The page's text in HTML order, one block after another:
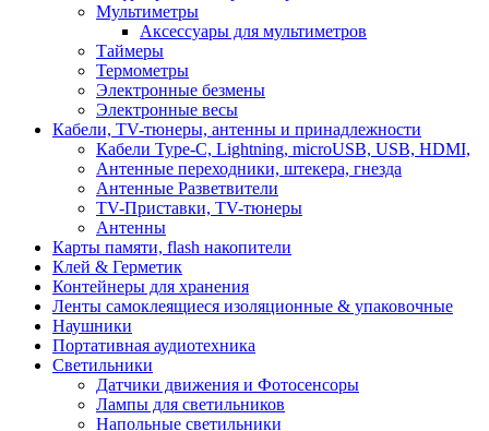
Мультиметры
Аксессуары для мультиметров
Таймеры
Термометры
Электронные безмены
Электронные весы
Кабели, TV-тюнеры, антенны и принадлежности
Кабели Type-C, Lightning, microUSB, USB, HDMI,
Антенные переходники, штекера, гнезда
Антенные Разветвители
TV-Приставки, TV-тюнеры
Антенны
Карты памяти, flash накопители
Клей & Герметик
Контейнеры для хранения
Ленты самоклеящиеся изоляционные & упаковочные
Наушники
Портативная аудиотехника
Светильники
Датчики движения и Фотосенсоры
Лампы для светильников
Напольные светильники